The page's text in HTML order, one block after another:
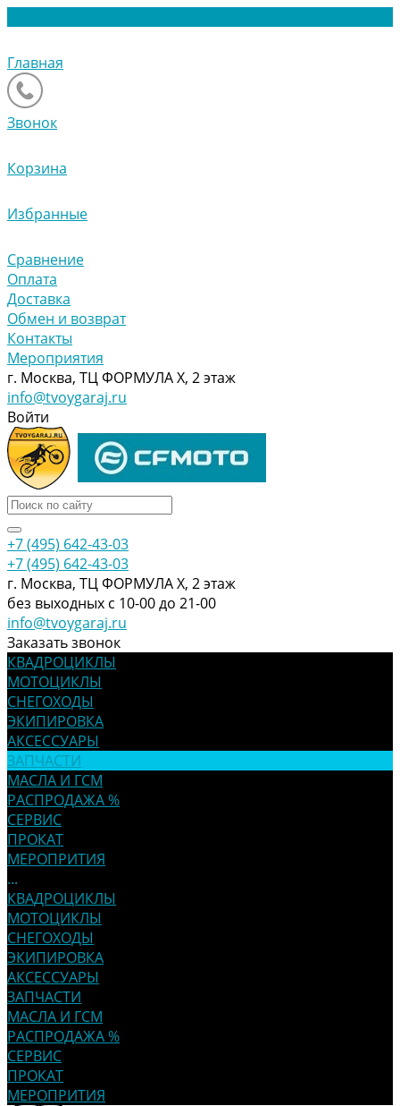
Главная
Звонок
Корзина
Избранные
Сравнение
Оплата
Доставка
Обмен и возврат
Контакты
Мероприятия
г. Москва, ТЦ ФОРМУЛА Х, 2 этаж
info@tvoygaraj.ru
Войти
+7 (495) 642-43-03
+7 (495) 642-43-03
г. Москва, ТЦ ФОРМУЛА Х, 2 этаж
без выходных с 10-00 до 21-00
info@tvoygaraj.ru
Заказать звонок
КВАДРОЦИКЛЫ
МОТОЦИКЛЫ
СНЕГОХОДЫ
ЭКИПИРОВКА
АКСЕССУАРЫ
ЗАПЧАСТИ
МАСЛА И ГСМ
РАСПРОДАЖА %
СЕРВИС
ПРОКАТ
МЕРОПРИТИЯ
...
КВАДРОЦИКЛЫ
МОТОЦИКЛЫ
СНЕГОХОДЫ
ЭКИПИРОВКА
АКСЕССУАРЫ
ЗАПЧАСТИ
МАСЛА И ГСМ
РАСПРОДАЖА %
СЕРВИС
ПРОКАТ
МЕРОПРИТИЯ